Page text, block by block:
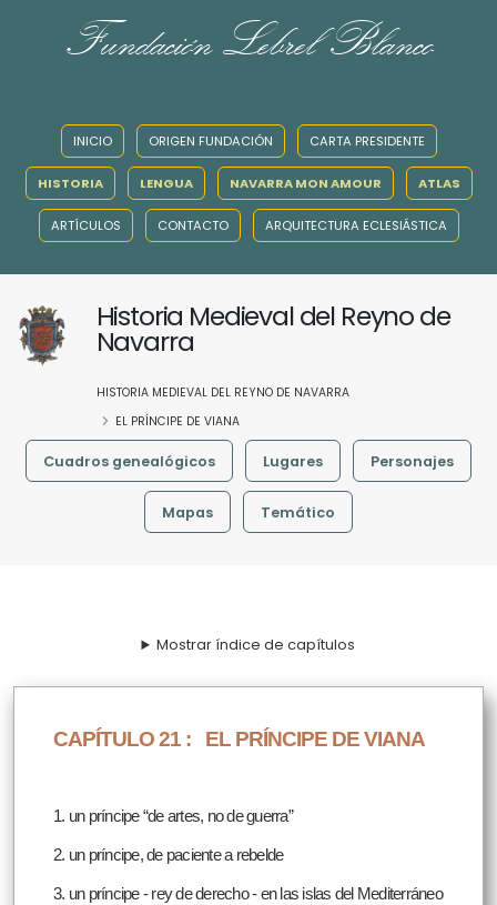
Fundación Lebrel Blanco
INICIO ORIGEN FUNDACIÓN CARTA PRESIDENTE
HISTORIA LENGUA NAVARRA MON AMOUR ATLAS
ARTÍCULOS CONTACTO ARQUITECTURA ECLESIÁSTICA
Historia Medieval del Reyno de
Navarra
HISTORIA MEDIEVAL DEL REYNO DE NAVARRA
EL PRÍNCIPE DE VIANA
Cuadros genealógicos Lugares Personajes
Mapas Temático
Mostrar índice de capítulos
CAPÍTULO 21 : EL PRÍNCIPE DE VIANA
1. un príncipe “de artes, no de guerra”
2. un príncipe, de paciente a rebelde
3. un príncipe - rey de derecho - en las islas del Mediterráneo